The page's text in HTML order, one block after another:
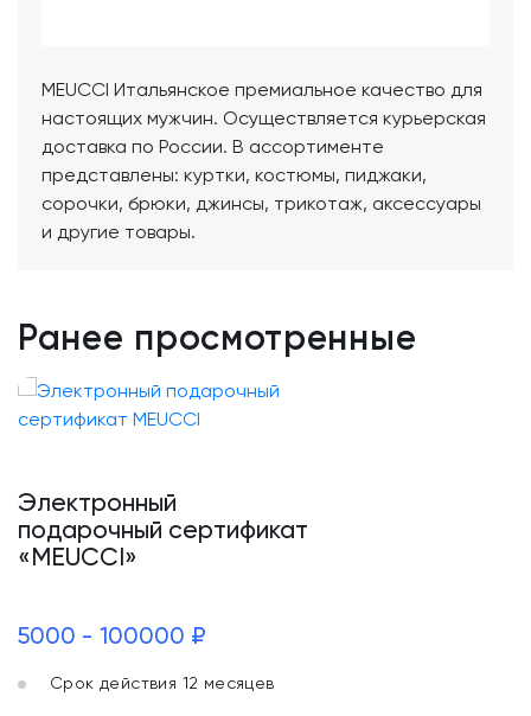
MEUCCI Итальянское премиальное качество для
настоящих мужчин. Осуществляется курьерская
доставка по России. В ассортименте
представлены: куртки, костюмы, пиджаки,
сорочки, брюки, джинсы, трикотаж, аксессуары
и другие товары.
Ранее просмотренные
Электронный
подарочный сертификат
«MEUCCI»
5000 - 100000 ₽
Срок действия 12 месяцев